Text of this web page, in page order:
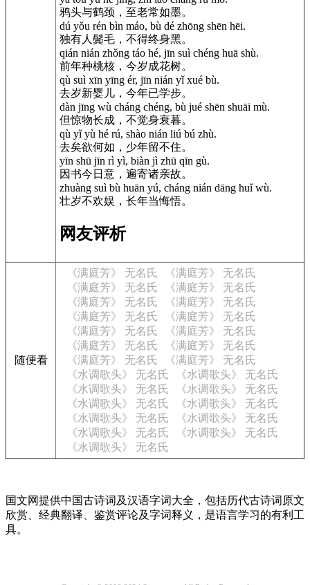
鸦头与鹤颈，至老常如墨。
dú yǒu rén bìn máo, bù dé zhōng shēn hēi.
独有人鬓毛，不得终身黑。
qián nián zhǒng táo hé, jīn suì chéng huā shù.
前年种桃核，今岁成花树。
qù suì xīn yīng ér, jīn nián yǐ xué bù.
去岁新婴儿，今年已学步。
dàn jīng wù cháng chéng, bù jué shēn shuāi mù.
但惊物长成，不觉身衰暮。
qù yǐ yù hé rú, shào nián liú bú zhù.
去矣欲何如，少年留不住。
yīn shū jīn rì yì, biàn jì zhū qīn gù.
因书今日意，遍寄诸亲故。
zhuàng suì bù huān yú, cháng nián dāng huǐ wù.
壮岁不欢娱，长年当悔悟。
网友评析
随便看
《满庭芳》 无名氏
《满庭芳》 无名氏
《满庭芳》 无名氏
《满庭芳》 无名氏
《满庭芳》 无名氏
《满庭芳》 无名氏
《满庭芳》 无名氏
《满庭芳》 无名氏
《满庭芳》 无名氏
《满庭芳》 无名氏
《满庭芳》 无名氏
《满庭芳》 无名氏
《满庭芳》 无名氏
《满庭芳》 无名氏
《水调歌头》 无名氏
《水调歌头》 无名氏
《水调歌头》 无名氏
《水调歌头》 无名氏
《水调歌头》 无名氏
《水调歌头》 无名氏
《水调歌头》 无名氏
《水调歌头》 无名氏
《水调歌头》 无名氏
《水调歌头》 无名氏
《水调歌头》 无名氏
国文网提供中国古诗词及汉语字词大全，包括历代古诗词原文
欣赏、经典翻译、鉴赏评论及字词释义，是语言学习的有利工
具。